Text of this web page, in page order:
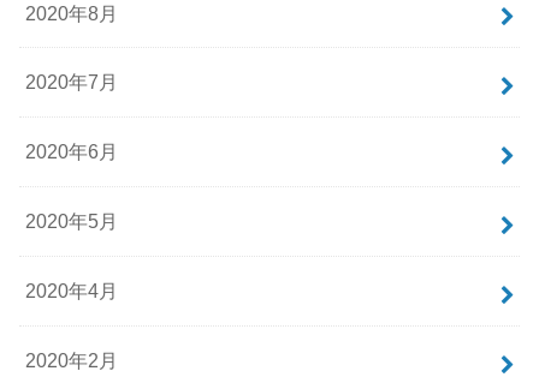
2020年8月
2020年7月
2020年6月
2020年5月
2020年4月
2020年2月